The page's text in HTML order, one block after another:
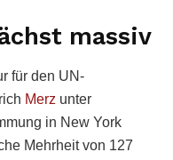
massiv
für den UN-
Merz unter
in New York
Mehrheit von 127